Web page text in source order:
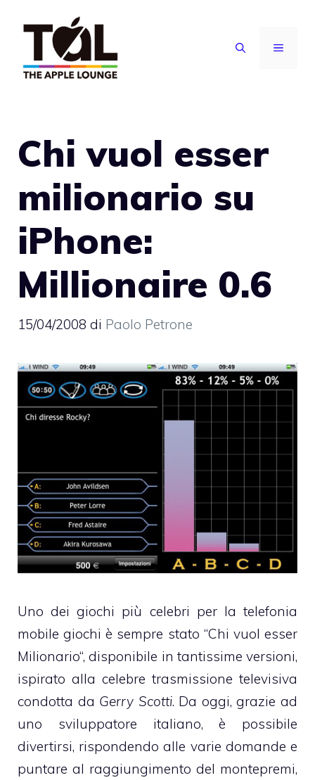
contenuto
MENU
Chi vuol esser
milionario su
iPhone:
Millionaire 0.6
15/04/2008 di Paolo Petrone
Uno dei giochi più celebri per la telefonia
mobile giochi è sempre stato “Chi vuol esser
Milionario“, disponibile in tantissime versioni,
ispirato alla celebre trasmissione televisiva
condotta da Gerry Scotti. Da oggi, grazie ad
uno sviluppatore italiano, è possibile
divertirsi, rispondendo alle varie domande e
puntare al raggiungimento del montepremi,